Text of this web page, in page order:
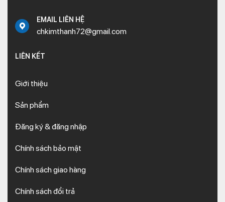
EMAIL LIÊN HỆ
chkimthanh72@gmail.com
LIÊN KẾT
Giới thiệu
Sản phẩm
Đăng ký & đăng nhập
Chính sách bảo mật
Chính sách giao hàng
Chính sách đổi trả